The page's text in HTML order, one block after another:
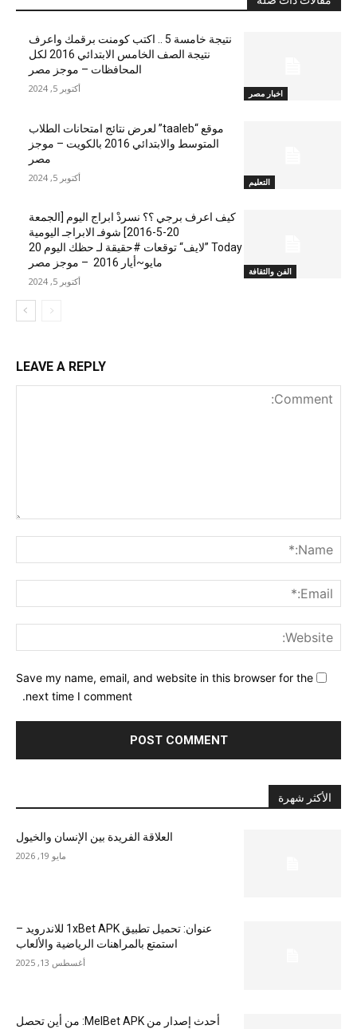
اخبار مصر
نتيجة خامسة 5 .. اكتب كومنت برقمك واعرف
نتيجة الصف الخامس الابتدائي 2016 لكل
المحافظات – موجز مصر
أكتوبر 5, 2024
التعليم
موقع “taaleb” لعرض نتائج امتحانات الطلاب
المتوسط والابتدائي 2016 بالكويت – موجز
مصر
أكتوبر 5, 2024
الفن والثقافة
كيف اعرف برجي ؟؟ نسردْ ابراج اليوم [الجمعة
20-5-2016] شوفـ الابراجـ اليومية
Today ”لايف“ توقعات #حقيقة لـ حظك اليوم 20
مايو~أيار 2016 – موجز مصر
أكتوبر 5, 2024
LEAVE A REPLY
Save my name, email, and website in this browser for the
next time I comment.
الأكثر شهرة
العلاقة الفريدة بين الإنسان والخيول
مايو 19, 2026
عنوان: تحميل تطبيق 1xBet APK للاندرويد –
استمتع بالمراهنات الرياضية والألعاب
أغسطس 13, 2025
أحدث إصدار من MelBet APK: من أين تحصل